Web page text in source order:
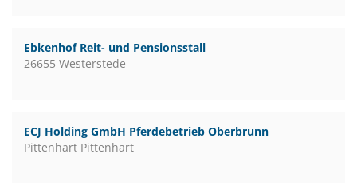
Ebkenhof Reit- und Pensionsstall
26655 Westerstede
ECJ Holding GmbH Pferdebetrieb Oberbrunn
Pittenhart Pittenhart